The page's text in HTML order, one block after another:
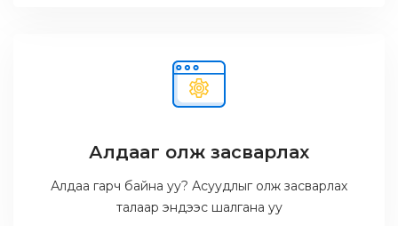
Алдааг олж засварлах
Алдаа гарч байна уу? Асуудлыг олж засварлах
талаар эндээс шалгана уу